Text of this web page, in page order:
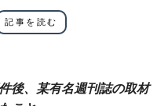
記事を読む
後、某有名週刊誌の取材